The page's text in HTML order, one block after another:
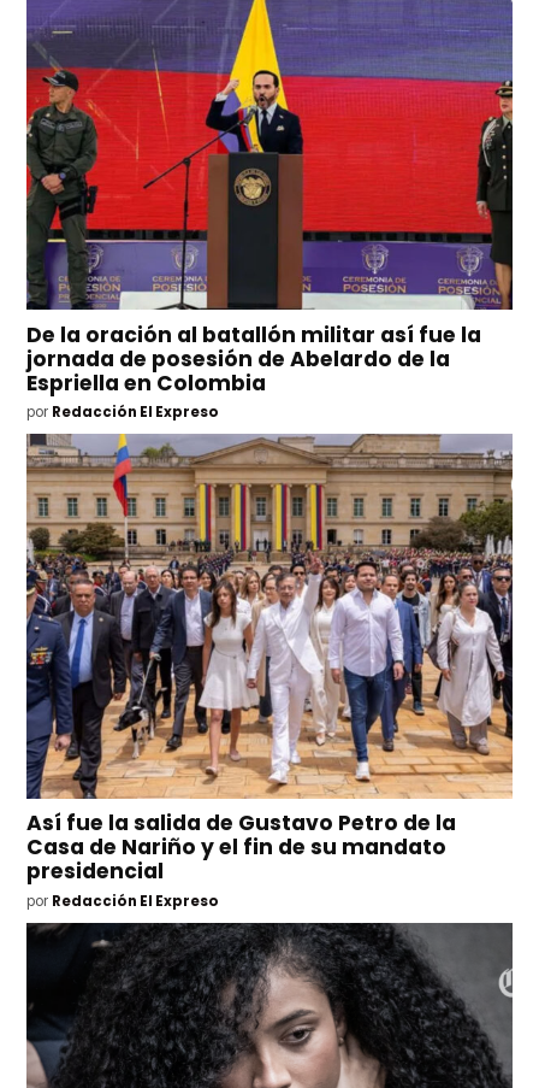
De la oración al batallón militar así fue la
jornada de posesión de Abelardo de la
Espriella en Colombia
por Redacción El Expreso
Así fue la salida de Gustavo Petro de la
Casa de Nariño y el fin de su mandato
presidencial
por Redacción El Expreso